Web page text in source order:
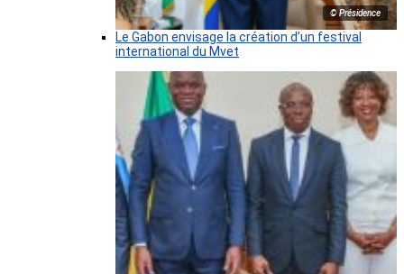
© Présidence
Le Gabon envisage la création d’un festival
international du Mvet